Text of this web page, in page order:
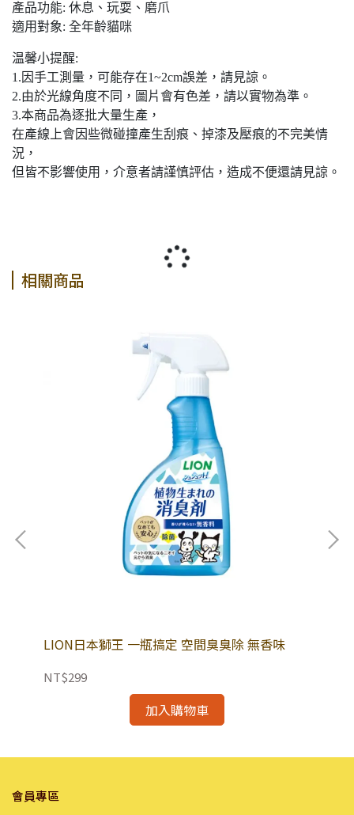
產品功能: 休息、玩耍、磨爪
適用對象: 全年齡貓咪
温馨小提醒:
1.因手工測量，可能存在1~2cm誤差，請見諒。
2.由於光線角度不同，圖片會有色差，請以實物為準。
3.本商品為逐批大量生產，
在產線上會因些微碰撞產生刮痕、掉漆及壓痕的不完美情
況，
但皆不影響使用，介意者請謹慎評估，造成不便還請見諒。
相關商品
LION日本獅王 一瓶搞定 空間臭臭除 無香味
NT$299
加入購物車
會員專區